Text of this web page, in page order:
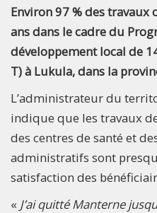
Environ 97 % des travaux
ans dans le cadre du
développement local de
T) à Lukula, dans la
L’administrateur du
indique que les travaux
des centres de santé et
administratifs sont
satisfaction des
« J’ai quitté Manterne